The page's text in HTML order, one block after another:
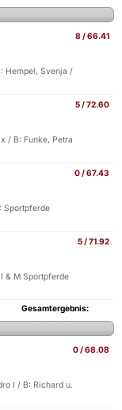
8 / 66.41
Hempel, Svenja /
5 / 72.60
/ B: Funke, Petra
0 / 67.43
Sportpferde
5 / 71.92
& M Sportpferde
Gesamtergebnis:
0 / 68.08
I / B: Richard u.